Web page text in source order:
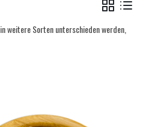
weitere Sorten unterschieden werden,